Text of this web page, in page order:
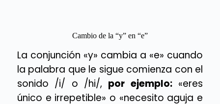
Cambio de la “y” en “e”
La conjunción «y» cambia a «e» cuando
la palabra que le sigue comienza con el
sonido /i/ o /hi/, por ejemplo:«eres
único e irrepetible» o «necesito aguja e